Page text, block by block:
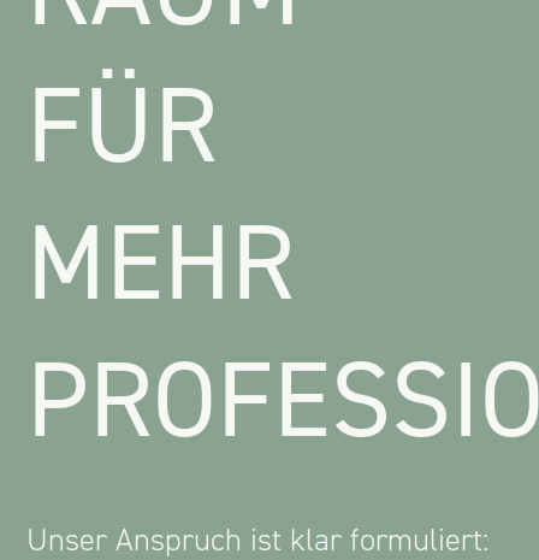
FÜR
MEHR
Unser Anspruch ist klar formuliert: